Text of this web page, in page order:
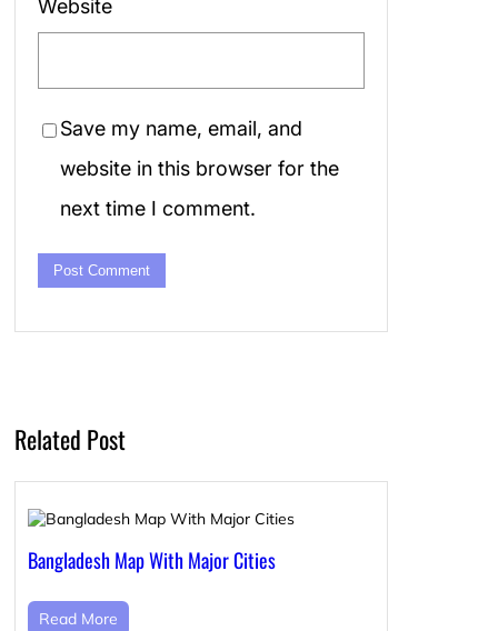
Website
Save my name, email, and
website in this browser for the
next time I comment.
Related Post
Bangladesh Map With Major Cities
Read More